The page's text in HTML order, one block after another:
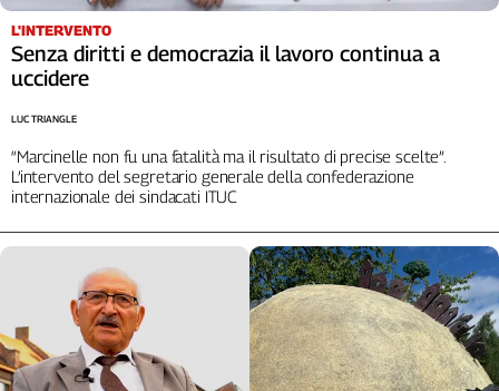
Newsletter
Social
L'INTERVENTO
Senza diritti e democrazia il lavoro continua a
uccidere
“Marcinelle non fu una fatalità ma il risultato di precise scelte”.
L’intervento del segretario generale della confederazione
internazionale dei sindacati ITUC
LUC TRIANGLE